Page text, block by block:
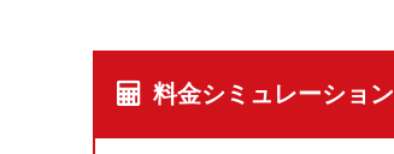
料金シミュレーション